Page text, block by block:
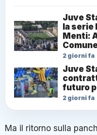
Juve
la serie
Menti:
2 giorni fa
Juve
futuro
2 giorni fa
Ma il ritorno sulla